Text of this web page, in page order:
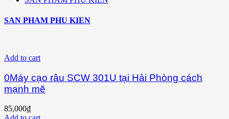
SAN PHAM PHU KIEN
Add to cart
0Máy cạo râu SCW 301U tại Hải Phòng cách
mạnh mẽ
85,000₫